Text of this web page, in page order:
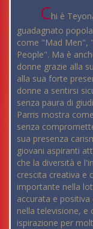
Chi è
guadagnato
come "Mad Men",
People". Ma è
donne grazie alla
alla sua forte
donne a sentirsi
senza paura di
Parris mostra
senza
sua presenza
giovani aspiranti
che la diversità e
crescita creativa e
importante nella
accurata e
nella televisione, e
ispirazione per